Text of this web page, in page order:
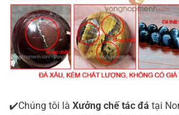
✔️Chúng tôi là Xưởng chế tác đá tại